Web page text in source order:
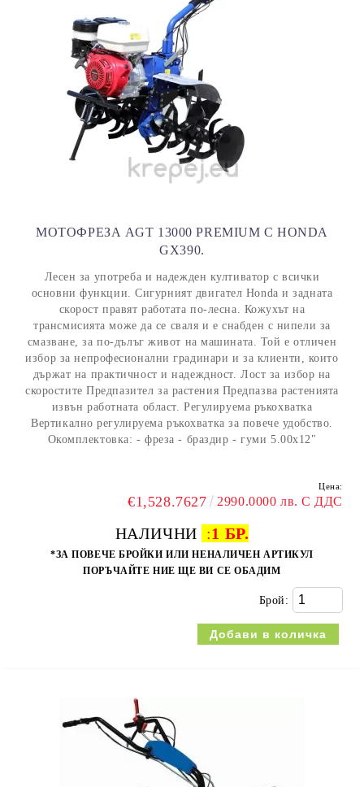
МОТОФРЕЗА AGT 13000 PREMIUM С HONDA
GX390.
Лесен за употреба и надежден култиватор с всички
основни функции. Сигурният двигател Honda и задната
скорост правят работата по-лесна. Кожухът на
трансмисията може да се сваля и е снабден с нипели за
смазване, за по-дълъг живот на машината. Той е отличен
избор за непрофесионални градинари и за клиенти, които
държат на практичност и надеждност. Лост за избор на
скоростите Предпазител за растения Предпазва растенията
извън работната област. Регулируема ръкохватка
Вертикално регулируема ръкохватка за повече удобство.
Окомплектовка: - фреза - браздир - гуми 5.00x12"
Цена:
€1,528.7627 2990.0000 лв. С ДДС
НАЛИЧНИ :1 БР.
*ЗА ПОВЕЧЕ БРОЙКИ ИЛИ НЕНАЛИЧЕН АРТИКУЛ
ПОРЪЧАЙТЕ НИЕ ЩЕ ВИ СЕ ОБАДИМ
Брой: